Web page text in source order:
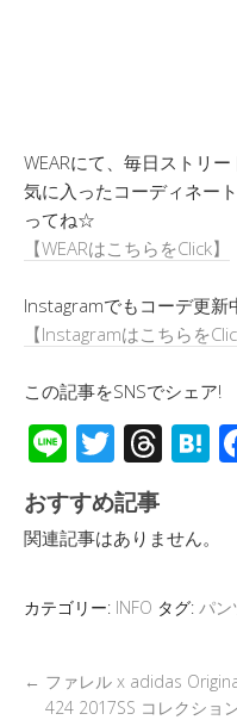
WEARにて、毎日ストリ
気に入ったコーディネー
ってね☆
【WEARはこちらをClick】
Instagramでもコーデ更新
【Instagramはこちらを
この記事をSNSでシェア!
Li
n
e
T
wi
tt
er
T
e
a
d
s
H
a
おすすめ記事
関連記事はありません。
カテゴリー: INFO タグ: パン
← ファレル x adidas
424 2017SS コレクショ